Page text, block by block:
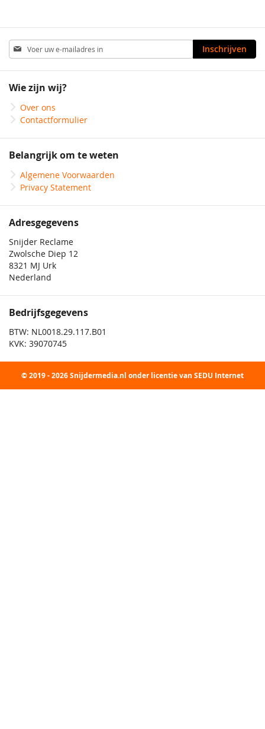
Abonneer
u
op
nieuwsbrief
Inschrijven
Wie zijn wij?
Over ons
Contactformulier
Belangrijk om te weten
Algemene Voorwaarden
Privacy Statement
Adresgegevens
Snijder Reclame
Zwolsche Diep 12
8321 MJ Urk
Nederland
Bedrijfsgegevens
BTW: NL0018.29.117.B01
KVK: 39070745
© 2019 - 2026 Snijdermedia.nl onder licentie van SEDU Internet